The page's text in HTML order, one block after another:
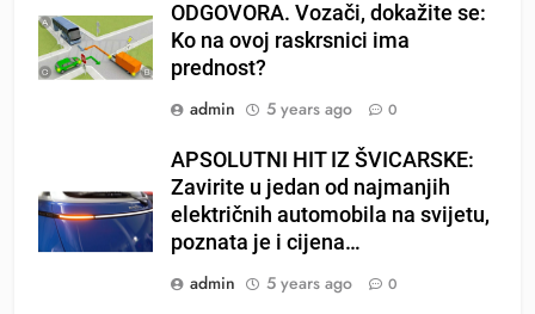
ODGOVORA. Vozači, dokažite se:
Ko na ovoj raskrsnici ima
prednost?
admin
5 years ago 0
APSOLUTNI HIT IZ ŠVICARSKE:
Zavirite u jedan od najmanjih
električnih automobila na svijetu,
poznata je i cijena…
admin
5 years ago 0